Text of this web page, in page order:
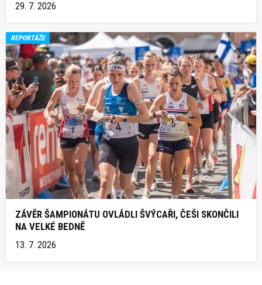
29. 7. 2026
REPORTÁŽE
ZÁVĚR ŠAMPIONÁTU OVLÁDLI ŠVÝCAŘI, ČEŠI SKONČILI
NA VELKÉ BEDNĚ
13. 7. 2026